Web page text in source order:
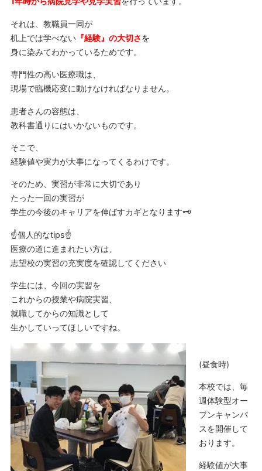
それは、教職員一同が
机上では学べない『経験』の大切さを
身に染みてわかっているためです。
専門性の高い医療職は、
現場で臨機応変に動けなければなりません。
患者さんの容態は、
教科書通りにはいかないものです。
そこで、
経験値や実力が大事になってくるわけです。
そのため、実習が非常に大切であり
たった一回の実習が
学生の今後のキャリアを伸ばすカギとなります🗝
☝個人的なtips☝
医療の道に進まれたい方は、
志望校の実習の充実度を確認してください
学生には、今回の実習を
これからの授業や病院実習、
就職してからの知識として
生かしていってほしいですね。
(昼食時)
本校では、毎
週体験型オー
プンキャンパ
スを開催して
おります。
経験値が大事